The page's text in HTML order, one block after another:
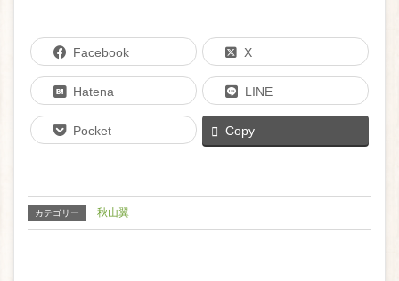
Facebook X
Hatena LINE
Pocket Copy
カテゴリー 秋山翼